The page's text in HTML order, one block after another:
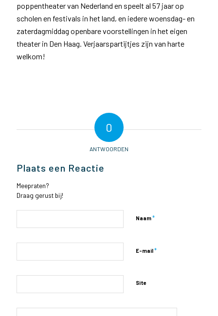
poppentheater van Nederland en speelt al 57 jaar op
scholen en festivals in het land, en iedere woensdag- en
zaterdagmiddag openbare voorstellingen in het eigen
theater in Den Haag. Verjaarspartijtjes zijn van harte
welkom!
0
ANTWOORDEN
Plaats een Reactie
Meepraten?
Draag gerust bij!
Naam*
E-mail*
Site